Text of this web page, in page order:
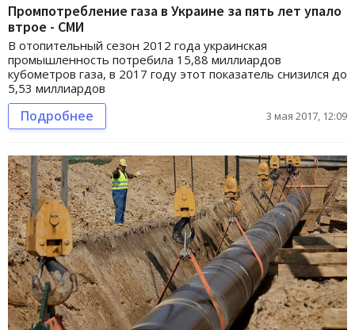
Промпотребление газа в Украине за пять лет упало
втрое - СМИ
В отопительный сезон 2012 года украинская
промышленность потребила 15,88 миллиардов
кубометров газа, в 2017 году этот показатель снизился до
5,53 миллиардов
Подробнее 3 мая 2017, 12:09